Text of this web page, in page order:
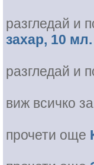
разгледай и
захар, 10 мл.
разгледай и
виж всичко за
прочети още